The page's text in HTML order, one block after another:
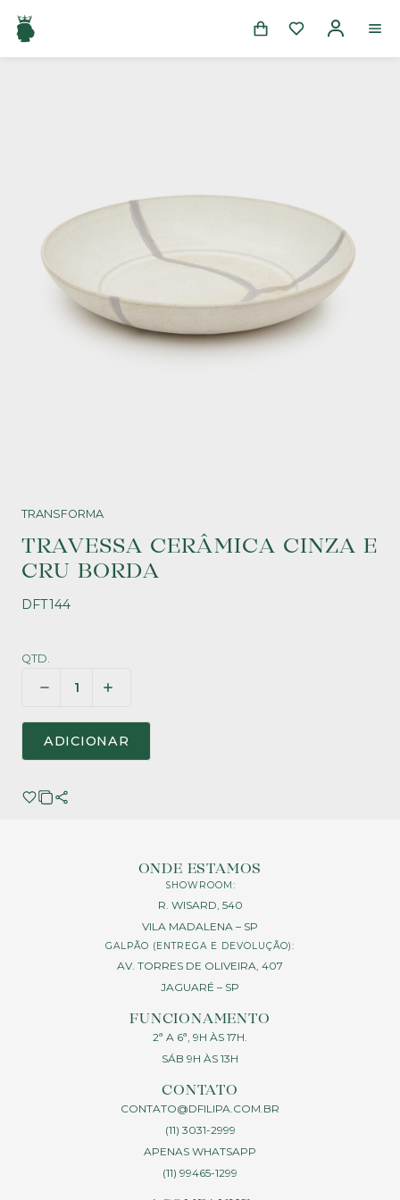
TRANSFORMA
TRAVESSA CERÂMICA CINZA E
CRU BORDA
DFT144
QTD.
ADICIONAR
ONDE ESTAMOS
SHOWROOM:
R. WISARD, 540
VILA MADALENA – SP
GALPÃO (ENTREGA E DEVOLUÇÃO):
AV. TORRES DE OLIVEIRA, 407
JAGUARÉ – SP
FUNCIONAMENTO
2ª A 6ª, 9H ÀS 17H.
SÁB 9H ÀS 13H
CONTATO
CONTATO@DFILIPA.COM.BR
(11) 3031-2999
APENAS WHATSAPP
(11) 99465-1299